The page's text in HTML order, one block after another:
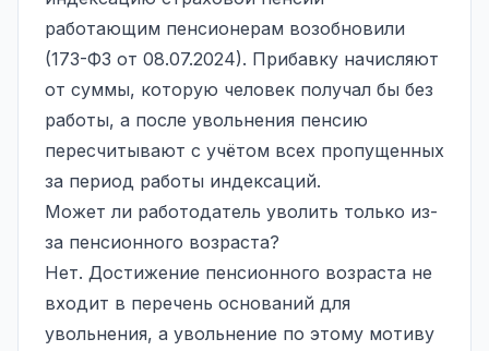
работающим пенсионерам возобновили
(173-ФЗ от 08.07.2024). Прибавку начисляют
от суммы, которую человек получал бы без
работы, а после увольнения пенсию
пересчитывают с учётом всех пропущенных
за период работы индексаций.
Может ли работодатель уволить только из-
за пенсионного возраста?
Нет. Достижение пенсионного возраста не
входит в перечень оснований для
увольнения, а увольнение по этому мотиву